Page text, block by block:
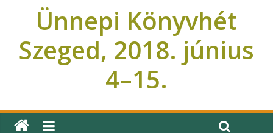
Ünnepi Könyvhét
Szeged, 2018. június
4–15.